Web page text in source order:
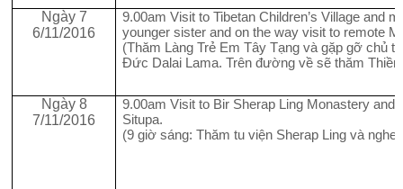
Ngày 7
6/11/2016
9.00am Visit to Tibetan Children’s Village and
younger sister and on the way visit to remote
(Thăm Làng Trẻ Em Tây Tạng và gặp gỡ chủ
Đức Dalai Lama. Trên đường về sẽ thăm
Ngày 8
7/11/2016
9.00am Visit to Bir Sherap Ling Monastery and
Situpa.
(9 giờ sáng: Thăm tu viện Sherap Ling và nghe